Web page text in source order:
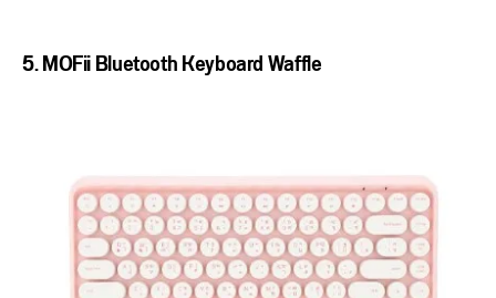
5. MOFii Bluetooth Keyboard Waffle